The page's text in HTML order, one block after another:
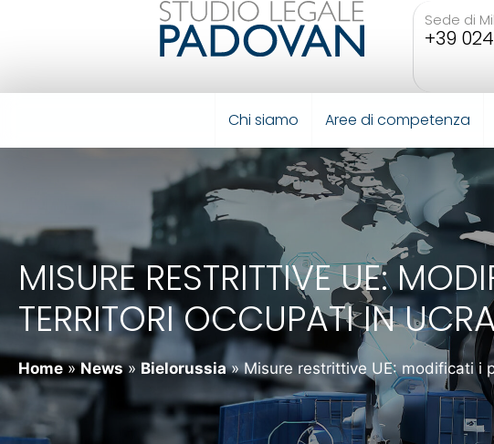
Sede di
+39
Chi siamo Aree di competenza
MISURE RESTRITTIVE UE:
TERRITORI OCCUPATI IN
Home » News » Bielorussia » Misure restrittive UE: modificati i